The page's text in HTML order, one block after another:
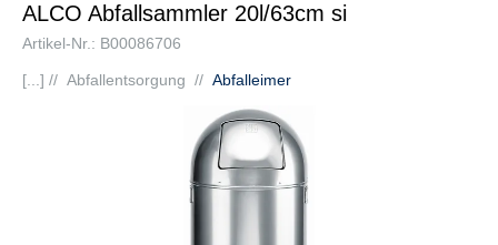
ALCO Abfallsammler 20l/63cm si
Artikel-Nr.: B00086706
[...] // Abfallentsorgung // Abfalleimer